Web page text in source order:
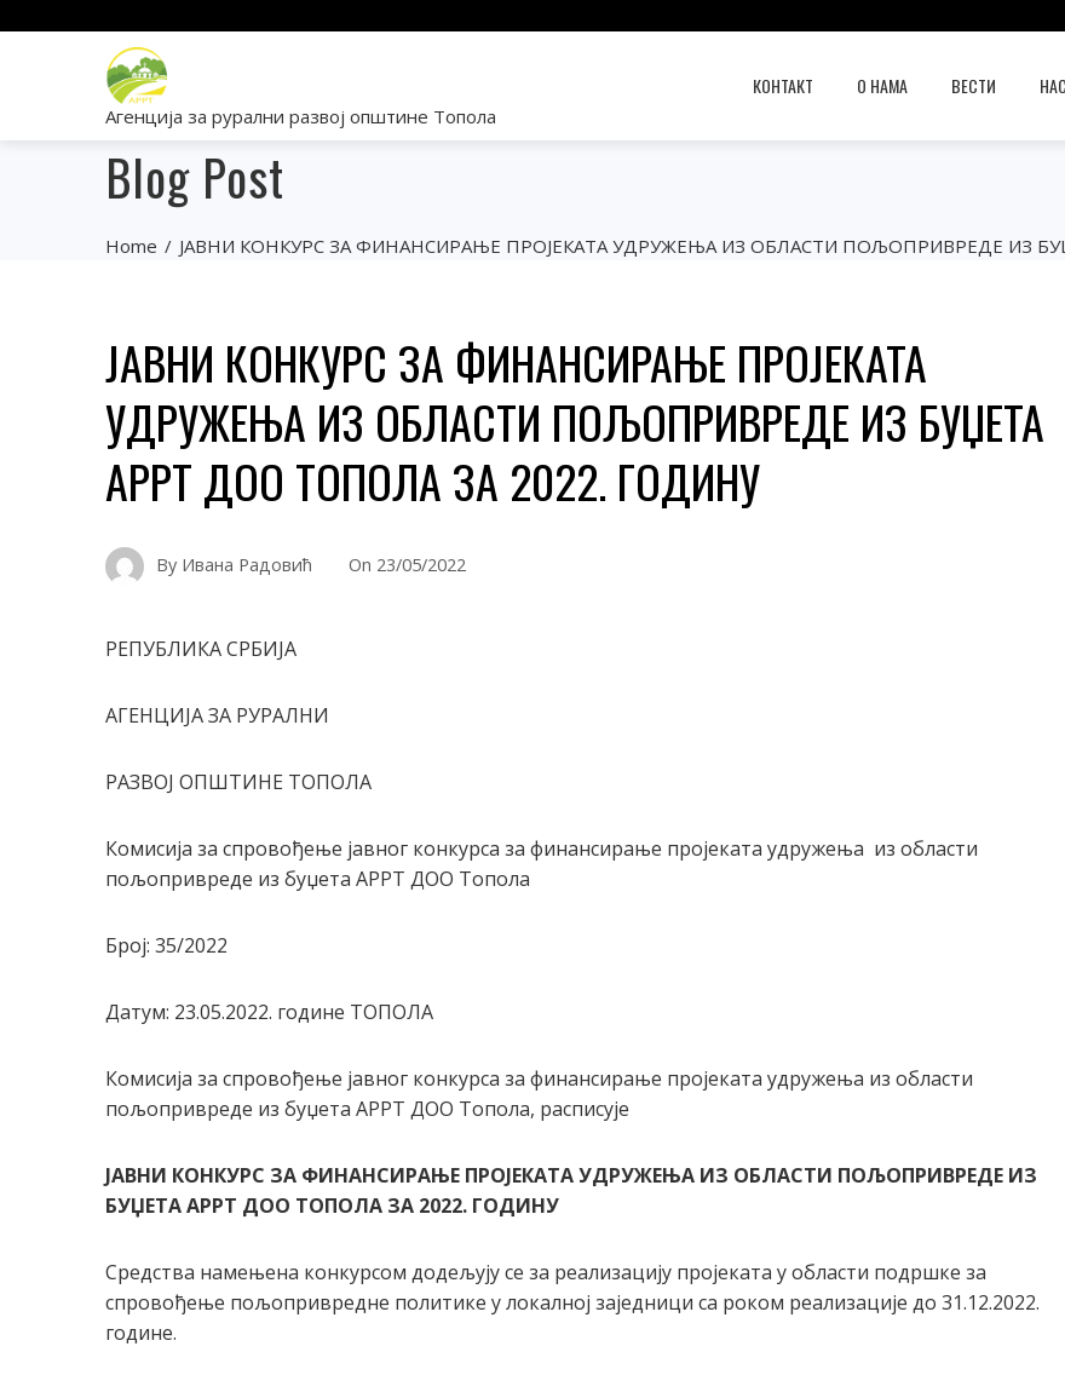
Агенција за рурални развој општине Топола
КОНТАКТ О НАМА ВЕСТИ
Blog Post
Home ЈАВНИ КОНКУРС ЗА ФИНАНСИРАЊЕ ПРОЈЕКАТА УДРУЖЕЊА ИЗ ОБЛАСТИ ПОЉОПРИВРЕДЕ ИЗ
ЈАВНИ КОНКУРС ЗА ФИНАНСИРАЊЕ ПРОЈЕКАТА
УДРУЖЕЊА ИЗ ОБЛАСТИ ПОЉОПРИВРЕДЕ ИЗ БУЏЕТА
АРРТ ДОО ТОПОЛА ЗА 2022. ГОДИНУ
By Ивана Радовић On 23/05/2022
РЕПУБЛИКА СРБИЈА
АГЕНЦИЈА ЗА РУРАЛНИ
РАЗВОЈ ОПШТИНЕ ТОПОЛА
Комисија за спровођење јавног конкурса за финансирање пројеката удружења из области
пољопривреде из буџета АРРТ ДОО Топола
Број: 35/2022
Датум: 23.05.2022. године ТОПОЛА
Комисија за спровођење јавног конкурса за финансирање пројеката удружења из области
пољопривреде из буџета АРРТ ДОО Топола, расписује
ЈАВНИ КОНКУРС ЗА ФИНАНСИРАЊЕ ПРОЈЕКАТА УДРУЖЕЊА ИЗ ОБЛАСТИ ПОЉОПРИВРЕДЕ ИЗ
БУЏЕТА АРРТ ДОО ТОПОЛА ЗА 2022. ГОДИНУ
Средства намењена конкурсом додељују се за реализацију пројеката у области подршке за
спровођење пољопривредне политике у локалној заједници са роком реализације до 31.12.2022.
године.